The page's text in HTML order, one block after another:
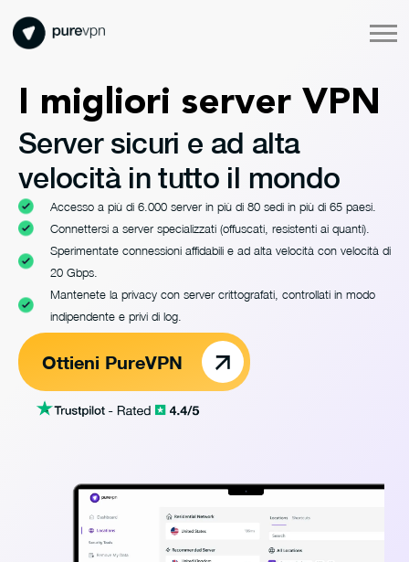
I migliori server VPN
Server sicuri e ad alta
velocità in tutto il mondo
Accesso a più di 6.000 server in più di 80 sedi in più di 65 paesi.
Connettersi a server specializzati (offuscati, resistenti ai quanti).
Sperimentate connessioni affidabili e ad alta velocità con velocità di
20 Gbps.
Mantenete la privacy con server crittografati, controllati in modo
indipendente e privi di log.
Ottieni PureVPN
Segui questi semplici passaggi per navigare in tutta
sicurezza!
1 2 3
scaricato,installa
l’app.
Registrati e seleziona
Connettiti e goditila
Se il download non si avvia automaticamente,